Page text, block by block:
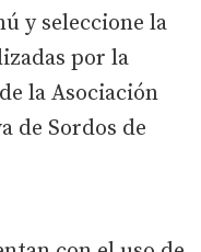
y seleccione la
por la
la Asociación
de Sordos de